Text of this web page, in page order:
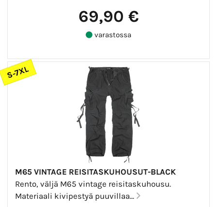
69,90 €
varastossa
S-7XL
M65 VINTAGE REISITASKUHOUSUT-BLACK
Rento, väljä M65 vintage reisitaskuhousu.
Materiaali kivipestyä puuvillaa...